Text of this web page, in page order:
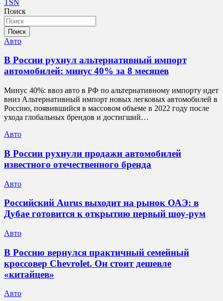
записям
TSN
Поиск
Поиск
Авто
В России рухнул альтернативный импорт
автомобилей: минус 40% за 8 месяцев
Минус 40%: ввоз авто в РФ по альтернативному импорту идет
вниз Альтернативный импорт новых легковых автомобилей в
Россию, появившийся в массовом объеме в 2022 году после
ухода глобальных брендов и достигший…
Авто
В России рухнули продажи автомобилей
известного отечественного бренда
Авто
Российский Aurus выходит на рынок ОАЭ: в
Дубае готовится к открытию первый шоу-рум
Авто
В Россию вернулся практичный семейный
кроссовер Chevrolet. Он стоит дешевле
«китайцев»
Авто